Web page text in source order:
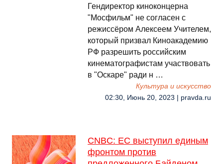
Гендиректор киноконцерна
"Мосфильм" не согласен с
режиссёром Алексеем Учителем,
который призвал Киноакадемию
РФ разрешить российским
кинематографистам участвовать
в "Оскаре" ради н …
Культура и искусство
02:30, Июнь 20, 2023 | pravda.ru
CNBC: ЕС выступил единым
фронтом против